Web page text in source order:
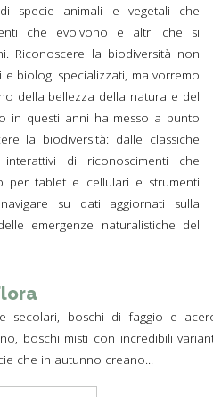
specie animali e vegetali che
che evolvono e altri che si
Riconoscere la biodiversità non
biologi specializzati, ma vorremo
della bellezza della natura e del
in questi anni ha messo a punto
la biodiversità: dalle classiche
di riconoscimenti che
per tablet e cellulari e strumenti
su dati aggiornati sulla
emergenze naturalistiche del
secolari, boschi di faggio e
boschi misti con incredibili
che in autunno creano...